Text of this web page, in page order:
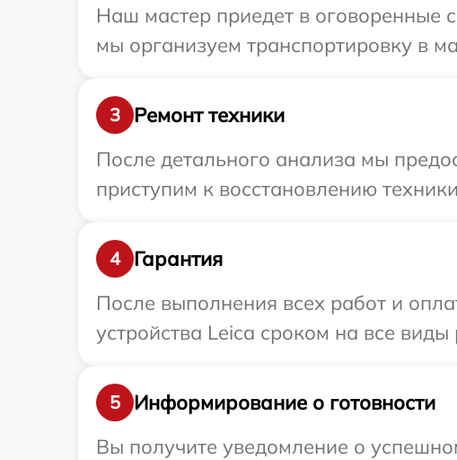
Наш мастер приедет в оговоренные
мы организуем транспортировку в
3
Ремонт техники
После детального анализа мы
приступим к восстановлению
4
Гарантия
После выполнения всех работ и
устройства Leica сроком на все виды
5
Информирование о готовности
Вы получите уведомление о